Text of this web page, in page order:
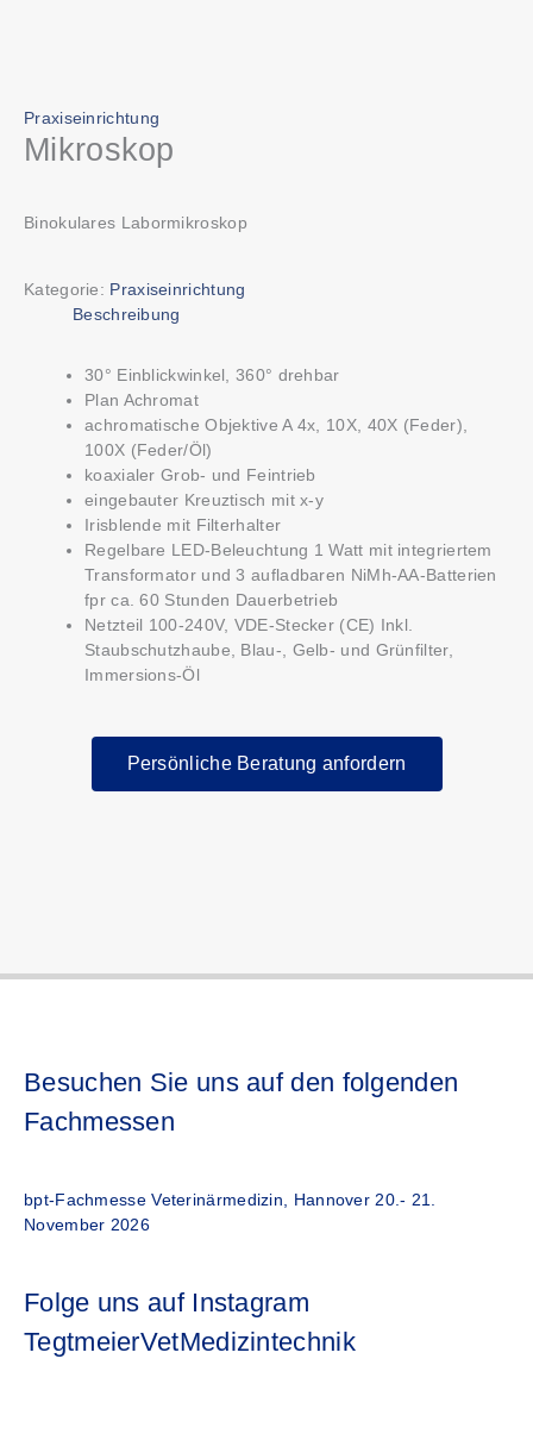
Praxiseinrichtung
Mikroskop
Binokulares Labormikroskop
Kategorie: Praxiseinrichtung
Beschreibung
30° Einblickwinkel, 360° drehbar
Plan Achromat
achromatische Objektive A 4x, 10X, 40X (Feder),
100X (Feder/Öl)
koaxialer Grob- und Feintrieb
eingebauter Kreuztisch mit x-y
Irisblende mit Filterhalter
Regelbare LED-Beleuchtung 1 Watt mit integriertem
Transformator und 3 aufladbaren NiMh-AA-Batterien
fpr ca. 60 Stunden Dauerbetrieb
Netzteil 100-240V, VDE-Stecker (CE) Inkl.
Staubschutzhaube, Blau-, Gelb- und Grünfilter,
Immersions-Öl
Persönliche Beratung anfordern
Besuchen Sie uns auf den folgenden
Fachmessen
bpt-Fachmesse Veterinärmedizin, Hannover 20.- 21.
November 2026
Folge uns auf Instagram
TegtmeierVetMedizintechnik